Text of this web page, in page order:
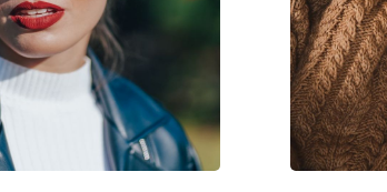
Диоптрични очила
Giorgio Armani
0AR7193 5001 55